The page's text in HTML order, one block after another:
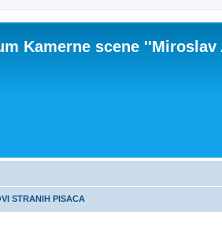
Kamerne scene ''Miroslav
STRANIH PISACA